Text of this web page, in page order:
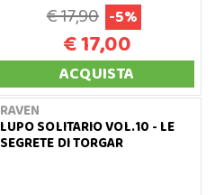
€ 17,90 -5%
€ 17,00
ACQUISTA
RAVEN
LUPO SOLITARIO VOL.10 - LE
SEGRETE DI TORGAR